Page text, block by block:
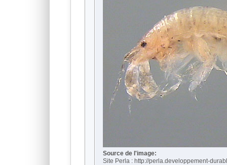
Source de l'image:
Site Perla : http://perla.developpement-